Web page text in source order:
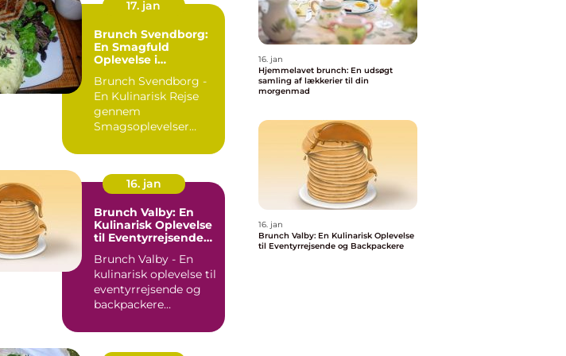
17. jan
Brunch Svendborg:
En Smagfuld
Oplevelse i
Omgivelser
Brunch Svendborg -
En Kulinarisk Rejse
gennem
Smagsoplevelser
16. jan
Brunch Valby: En
Kulinarisk Oplevelse
til Eventyrrejsende
Brunch Valby - En
kulinarisk oplevelse til
eventyrrejsende og
backpackere
16. jan
Hjemmelavet brunch: En udsøgt
samling af lækkerier til din
morgenmad
16. jan
Brunch Valby: En Kulinarisk Oplevelse
til Eventyrrejsende og Backpackere